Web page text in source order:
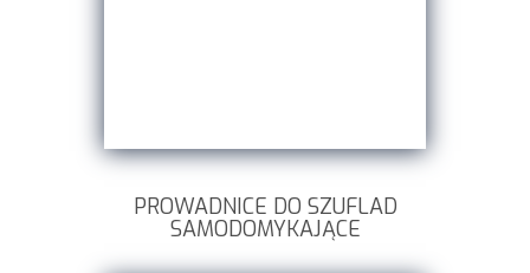
PROWADNICE DO SZUFLAD
SAMODOMYKAJĄCE